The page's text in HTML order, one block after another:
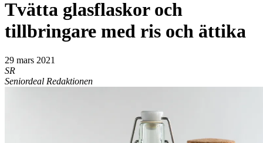
Tvätta glasflaskor och
tillbringare med ris och ättika
29 mars 2021
SR
Seniordeal Redaktionen